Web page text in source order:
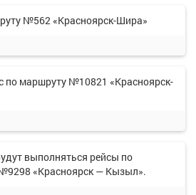
№562 «Красноярск-Шира»
по маршруту №10821 «Красноярск-
выполняться рейсы по
«Красноярск — Кызыл».